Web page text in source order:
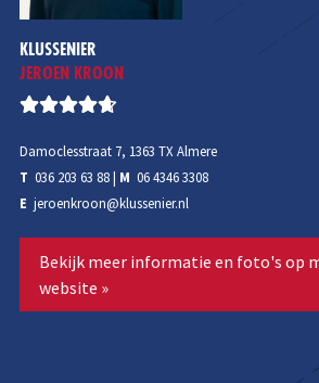
KLUSSENIER
JEROEN KROON
Damoclesstraat 7, 1363 TX Almere
T 036 203 63 88| M 06 4346 3308
E jeroenkroon@klussenier.nl
Bekijk meer informatie en foto's op
website »